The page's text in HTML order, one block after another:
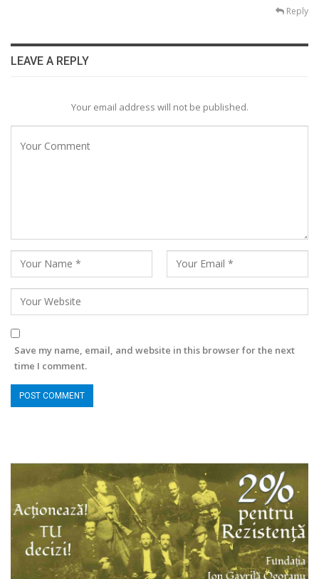
Reply
LEAVE A REPLY
Your email address will not be published.
Save my name, email, and website in this browser for the next
time I comment.